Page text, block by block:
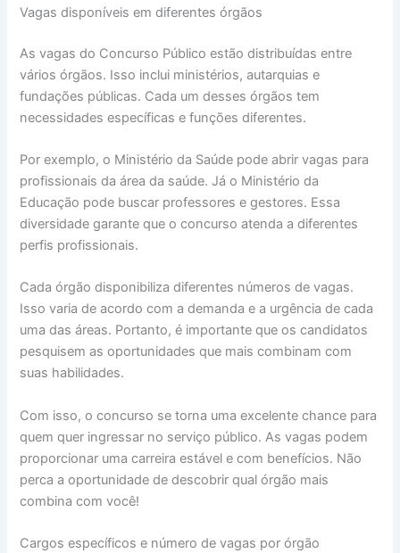
Vagas disponíveis em diferentes órgãos
As vagas do Concurso Público estão distribuídas entre
vários órgãos. Isso inclui ministérios, autarquias e
fundações públicas. Cada um desses órgãos tem
necessidades específicas e funções diferentes.
Por exemplo, o Ministério da Saúde pode abrir vagas para
profissionais da área da saúde. Já o Ministério da
Educação pode buscar professores e gestores. Essa
diversidade garante que o concurso atenda a diferentes
perfis profissionais.
Cada órgão disponibiliza diferentes números de vagas.
Isso varia de acordo com a demanda e a urgência de cada
uma das áreas. Portanto, é importante que os candidatos
pesquisem as oportunidades que mais combinam com
suas habilidades.
Com isso, o concurso se torna uma excelente chance para
quem quer ingressar no serviço público. As vagas podem
proporcionar uma carreira estável e com benefícios. Não
perca a oportunidade de descobrir qual órgão mais
combina com você!
Cargos específicos e número de vagas por órgão